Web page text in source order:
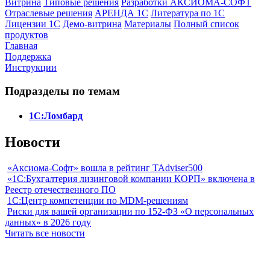
Витрина Типовые решения Разработки АКСИОМА-СОФТ
Отраслевые решения АРЕНДА 1С Литература по 1С
Лицензии 1C Демо-витрина Материалы Полный список
продуктов
Главная
Поддержка
Инструкции
Подразделы по темам
1С:Ломбард
Новости
«Аксиома-Софт» вошла в рейтинг TAdviser500
«1С:Бухгалтерия лизинговой компании КОРП» включена в
Реестр отечественного ПО
1С:Центр компетенции по MDM-решениям
Риски для вашей организации по 152-ФЗ «О персональных
данных» в 2026 году
Читать все новости